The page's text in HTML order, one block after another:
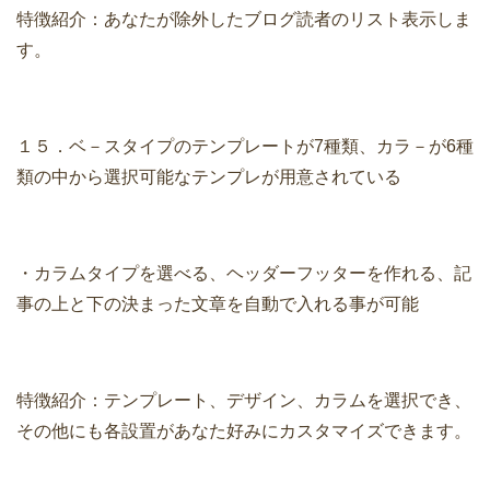
特徴紹介：あなたが除外したブログ読者のリスト表示しま
す。
１５．ベ－スタイプのテンプレートが7種類、カラ－が6種
類の中から選択可能なテンプレが用意されている
・カラムタイプを選べる、ヘッダーフッターを作れる、記
事の上と下の決まった文章を自動で入れる事が可能
特徴紹介：テンプレート、デザイン、カラムを選択でき、
その他にも各設置があなた好みにカスタマイズできます。